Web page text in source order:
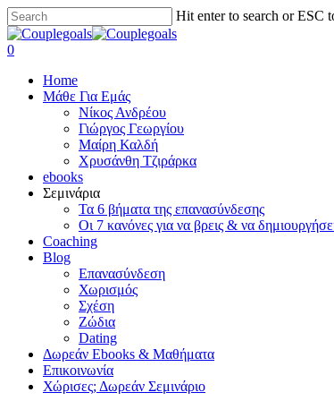
Skip
to
main
Hit enter to search or ESC
Close
Search
search
0
Home
Μάθε Για Εμάς
Νίκος Ανδρέου
Γιώργος Γεωργίου
Μαίρη Καλδή
Χρυσάνθη Τζιράρκα
ebooks
Σεμινάρια
Τα 6 βήματα της επανασύνδεσης
Οι 7 κανόνες για να βρεις & να
Coaching
Blog
Επανασύνδεση
Χωρισμός
Σχέση
Ζώδια
Dating
Δωρεάν Ebooks & Μαθήματα
Επικοινωνία
Χώρισες; Δωρεάν Σεμινάριο